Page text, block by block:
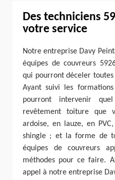
Des techniciens
votre service
Notre entreprise Davy
équipes de couvreurs
qui pourront déceler
Ayant suivi les
pourront intervenir
revêtement toiture que
ardoise, en lauze, en
shingle ; et la forme de
équipes de couvreurs
méthodes pour ce faire.
appel à notre entreprise